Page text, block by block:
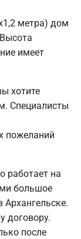
метра) дом
имеет
хотите
Специалисты
пожеланий
работает на
большое
Архангельске.
договору.
после